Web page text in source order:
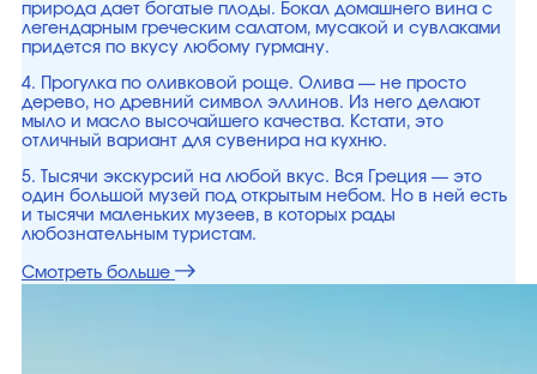
природа дает богатые плоды. Бокал домашнего вина с
легендарным греческим салатом, мусакой и сувлаками
придется по вкусу любому гурману.
4. Прогулка по оливковой роще. Олива — не просто
дерево, но древний символ эллинов. Из него делают
мыло и масло высочайшего качества. Кстати, это
отличный вариант для сувенира на кухню.
5. Тысячи экскурсий на любой вкус. Вся Греция — это
один большой музей под открытым небом. Но в ней есть
и тысячи маленьких музеев, в которых рады
любознательным туристам.
Смотреть больше